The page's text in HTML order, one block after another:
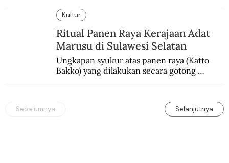
Paris.
Kultur
Ritual Panen Raya Kerajaan Adat
Marusu di Sulawesi Selatan
Ungkapan syukur atas panen raya (Katto
Bakko) yang dilakukan secara gotong
Sebelumnya Selanjutnya